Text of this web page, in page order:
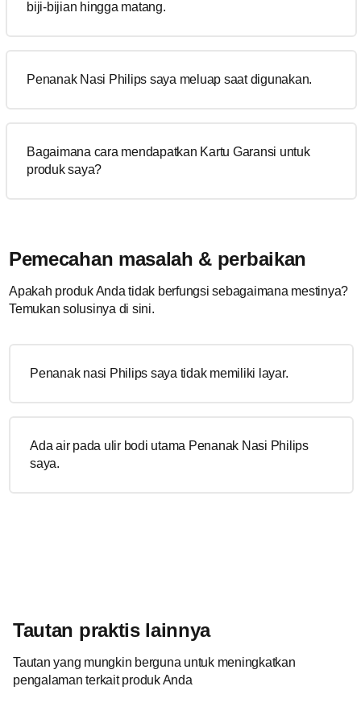
biji-bijian hingga matang.
Penanak Nasi Philips saya meluap saat digunakan.
Bagaimana cara mendapatkan Kartu Garansi untuk
produk saya?
Pemecahan masalah & perbaikan
Apakah produk Anda tidak berfungsi sebagaimana mestinya?
Temukan solusinya di sini.
Penanak nasi Philips saya tidak memiliki layar.
Ada air pada ulir bodi utama Penanak Nasi Philips
saya.
Tautan praktis lainnya
Tautan yang mungkin berguna untuk meningkatkan
pengalaman terkait produk Anda